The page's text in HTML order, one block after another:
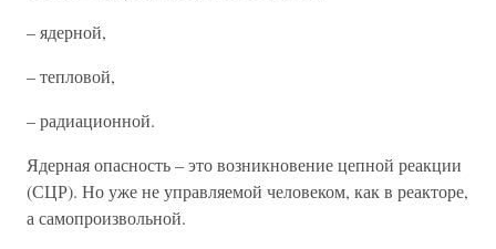
– ядерной,
– тепловой,
– радиационной.
Ядерная опасность – это возникновение цепной реакции
(СЦР). Но уже не управляемой человеком, как в реакторе,
а самопроизвольной.